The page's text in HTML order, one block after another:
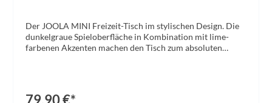
Der JOOLA MINI Freizeit-Tisch im stylischen Design. Die
dunkelgraue Spieloberfläche in Kombination mit lime-
farbenen Akzenten machen den Tisch zum absoluten